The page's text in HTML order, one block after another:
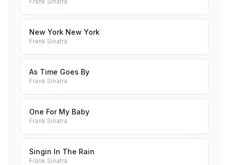
New York New York
Frank Sinatra
As Time Goes By
Frank Sinatra
One For My Baby
Frank Sinatra
Singin In The Rain
Frank Sinatra